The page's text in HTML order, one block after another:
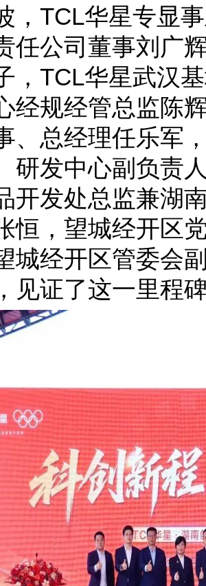
，TCL华星专显
任公司董事刘广
，TCL华星武汉
经规经管总监陈
、总经理任乐军
研发中心副负责
开发处总监兼湖
恒，望城经开区
城经开区管委会
见证了这一里程